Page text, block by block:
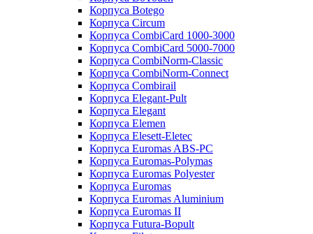
Корпуса Botego
Корпуса Circum
Корпуса CombiCard 1000-3000
Корпуса CombiCard 5000-7000
Корпуса CombiNorm-Classic
Корпуса CombiNorm-Connect
Корпуса Combirail
Корпуса Elegant-Pult
Корпуса Elegant
Корпуса Elemen
Корпуса Elesett-Eletec
Корпуса Euromas ABS-PC
Корпуса Euromas-Polymas
Корпуса Euromas Polyester
Корпуса Euromas
Корпуса Euromas Aluminium
Корпуса Euromas II
Корпуса Futura-Bopult